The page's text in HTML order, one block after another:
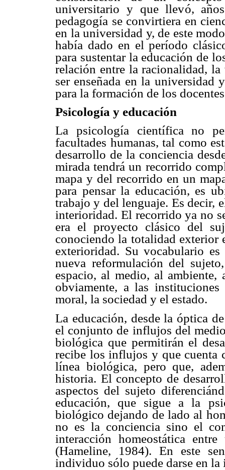
universitario y que llevó,
pedagogía se convirtiera en
en la universidad y, de este
había dado en el período
para sustentar la educación de
relación entre la racionalidad,
ser enseñada en la universidad
para la formación de los
Psicología y educación
La psicología científica no
facultades humanas, tal como
desarrollo de la conciencia
mirada tendrá un recorrido
mapa y del recorrido en un
para pensar la educación, es
trabajo y del lenguaje. Es decir,
interioridad. El recorrido ya no
era el proyecto clásico del
conociendo la totalidad exterior
exterioridad. Su vocabulario
nueva reformulación del
espacio, al medio, al
obviamente, a las
moral, la sociedad y el estado.
La educación, desde la óptica
el conjunto de influjos del
biológica que permitirán el
recibe los influjos y que cuenta
línea biológica, pero que,
historia. El concepto de
aspectos del sujeto
educación, que sigue a la
biológico dejando de lado al
no es la conciencia sino el
interacción homeostática
(Hameline, 1984). En este
individuo sólo puede darse en